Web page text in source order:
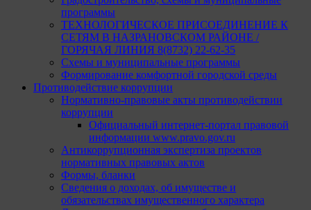
программы
ТЕХНОЛОГИЧЕСКОЕ ПРИСОЕДИНЕНИЕ К
СЕТЯМ В НАЗРАНОВСКОМ РАЙОНЕ /
ГОРЯЧАЯ ЛИНИЯ 8(8732) 22-62-35
Схемы и муниципальные программы
Формирование комфортной городской среды
Противодействие коррупции
Нормативно-правовые акты противодействии
коррупции
Официальный интернет-портал правовой
информации www.pravo.gov.ru
Антикоррупционная экспертиза проектов
нормативных правовых актов
Формы, бланки
Сведения о доходах, об имуществе и
обязательствах имущественного характера